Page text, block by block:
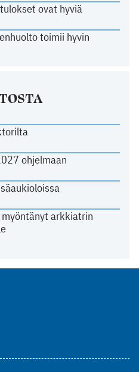
ovat hyviä
toimii hyvin
ohjelmaan
arkkiatrin